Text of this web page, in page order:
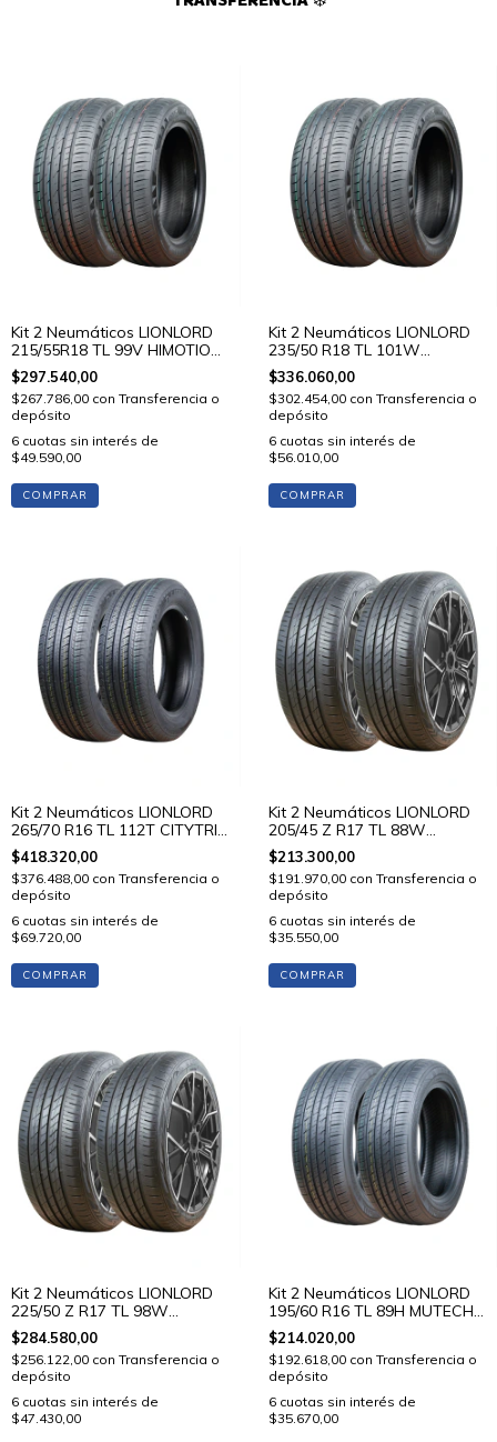
Kit 2 Neumáticos LIONLORD
215/55R18 TL 99V HIMOTION
U01
$297.540,00
$267.786,00 con Transferencia o
depósito
6 cuotas sin interés de
$49.590,00
COMPRAR
Kit 2 Neumáticos LIONLORD
235/50 R18 TL 101W
HIMOTION U01
$336.060,00
$302.454,00 con Transferencia o
depósito
6 cuotas sin interés de
$56.010,00
COMPRAR
Kit 2 Neumáticos LIONLORD
265/70 R16 TL 112T CITYTRIP
V01
$418.320,00
$376.488,00 con Transferencia o
depósito
6 cuotas sin interés de
$69.720,00
COMPRAR
Kit 2 Neumáticos LIONLORD
205/45 Z R17 TL 88W
MUTECH H02
$213.300,00
$191.970,00 con Transferencia o
depósito
6 cuotas sin interés de
$35.550,00
COMPRAR
Kit 2 Neumáticos LIONLORD
225/50 Z R17 TL 98W
MUTECH H02
$284.580,00
$256.122,00 con Transferencia o
depósito
6 cuotas sin interés de
$47.430,00
Kit 2 Neumáticos LIONLORD
195/60 R16 TL 89H MUTECH
H01
$214.020,00
$192.618,00 con Transferencia o
depósito
6 cuotas sin interés de
$35.670,00